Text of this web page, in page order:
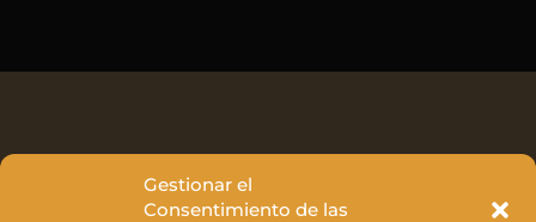
Gestionar el
Consentimiento de las